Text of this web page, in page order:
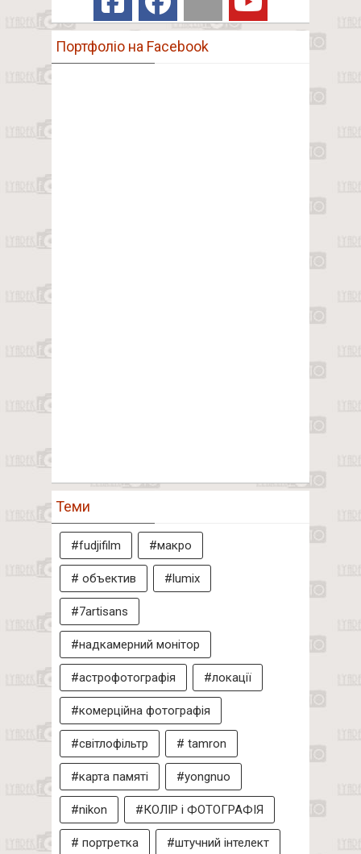
Портфоліо на Facebook
Теми
#fudjifilm #макро
# объектив #lumix
#7artisans
#надкамерний монітор
#астрофотографія #локації
#комерційна фотографія
#світлофільтр # tamron
#карта памяті #yongnuo
#nikon #КОЛІР і ФОТОГРАФІЯ
# портретка #штучний інтелект